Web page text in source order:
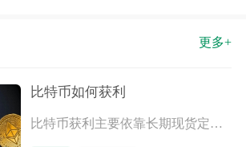
更多+
比特币如何获利
比特币获利主要依靠长期现货定投囤币、期现基差套利、现货波段交